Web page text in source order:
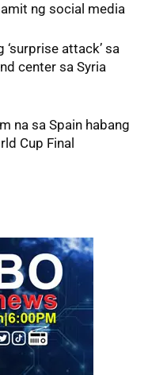
ng social media
‘surprise attack’ sa
center sa Syria
na sa Spain habang
Cup Final